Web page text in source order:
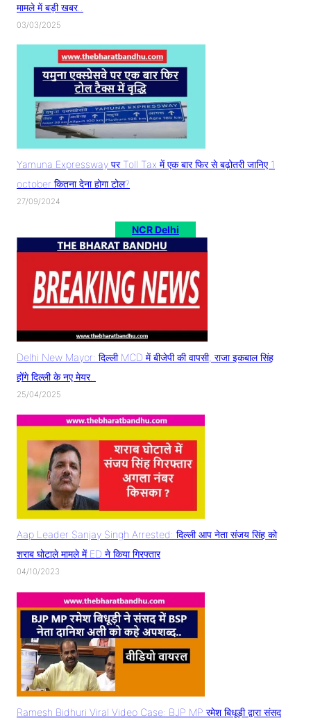
मामले में बड़ी खबर..
03/03/2025
Yamuna Expressway पर Toll Tax में एक बार फिर से बढ़ोतरी जानिए 1
october कितना देना होगा टोल?
27/09/2024
NCR Delhi
Delhi New Mayor: दिल्ली MCD में बीजेपी की वापसी, राजा इकबाल सिंह
होंगे दिल्ली के नए मेयर..
25/04/2025
Aap Leader Sanjay Singh Arrested: दिल्ली आप नेता संजय सिंह को
शराब घोटाले मामले में ED ने किया गिरफ्तार
04/10/2023
Ramesh Bidhuri Viral Video Case: BJP MP रमेश बिधूड़ी द्वारा संसद